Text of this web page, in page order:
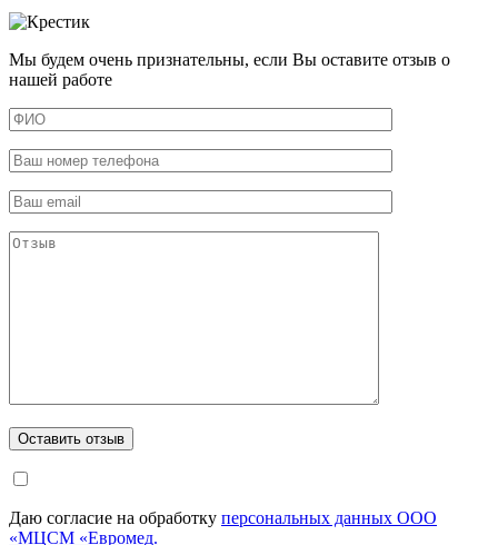
Мы будем очень признательны, если Вы оставите отзыв о
нашей работе
Даю согласие на обработку персональных данных ООО
«МЦСМ «Евромед.